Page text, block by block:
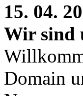
15. 04.
Wir sind
Domain